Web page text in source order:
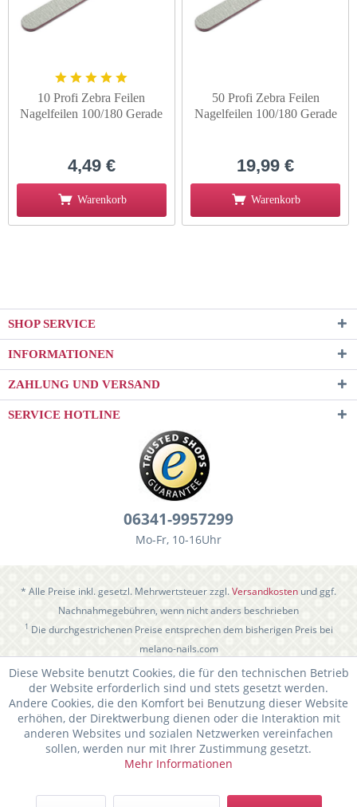
10 Profi Zebra Feilen
Nagelfeilen 100/180 Gerade
4,49 €
Warenkorb
50 Profi Zebra Feilen
Nagelfeilen 100/180 Gerade
19,99 €
Warenkorb
SHOP SERVICE
INFORMATIONEN
ZAHLUNG UND VERSAND
SERVICE HOTLINE
06341-9957299
Mo-Fr, 10-16Uhr
* Alle Preise inkl. gesetzl. Mehrwertsteuer zzgl.Versandkosten und ggf.
Nachnahmegebühren, wenn nicht anders beschrieben
1 Die durchgestrichenen Preise entsprechen dem bisherigen Preis bei
melano-nails.com
Diese Website benutzt Cookies, die für den technischen Betrieb
der Website erforderlich sind und stets gesetzt werden.
Andere Cookies, die den Komfort bei Benutzung dieser Website
erhöhen, der Direktwerbung dienen oder die Interaktion mit
anderen Websites und sozialen Netzwerken vereinfachen
sollen, werden nur mit Ihrer Zustimmung gesetzt.
Mehr Informationen